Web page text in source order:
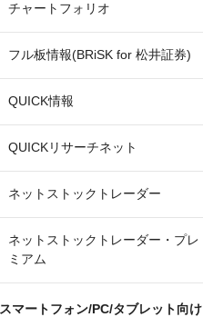
チャートフォリオ
フル板情報(BRiSK for 松井証券)
QUICK情報
QUICKリサーチネット
ネットストックトレーダー
ネットストックトレーダー・プレ
ミアム
スマートフォン/PC/タブレット向け